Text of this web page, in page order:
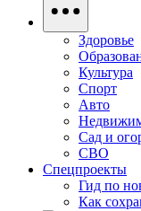
Здоровье
Культура
Спорт
Авто
Сад и
СВО
Спецпроекты
Гид по
Как